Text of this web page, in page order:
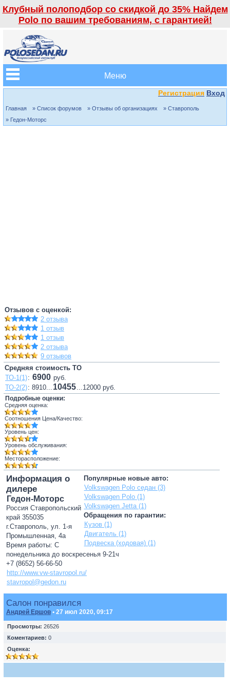
Клубный полоподбор со скидкой до 35% Найдем
Polo по вашим требованиям, с гарантией!
Меню
Регистрация Вход
Главная » Список форумов » Отзывы об организациях
» Ставрополь
» Гедон-Моторс
Отзывов с оценкой:
2 отзыва
1 отзыв
1 отзыв
2 отзыва
9 отзывов
Средняя стоимость ТО
ТО-1(1): 6900 руб.
ТО-2(2): 8910... 10455...12000 руб.
Подробные оценки:
Средняя оценка:
Соотношения Цена/Качество:
Уровень цен:
Уровень обслуживания:
Месторасположение:
Популярные новые авто:
Volkswagen Polo седан (3)
Volkswagen Polo (1)
Volkswagen Jetta (1)
Обращения по гарантии:
Кузов (1)
Двигатель (1)
Подвеска (ходовая) (1)
Информация о
дилере
Гедон-Моторс
Россия Ставропольский
край 355035
г.Ставрополь, ул. 1-я
Промышленная, 4а
Время работы: С
понедельника до воскресенья 9-21ч
+7 (8652) 56-66-50
http://www.vw-stavropol.ru/
stavropol@gedon.ru
Салон понравился
Андрей Ершов • 27 июл 2020, 09:17
Просмотры: 26526
Коментариев: 0
Оценка: